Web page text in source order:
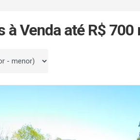
à Venda até R$ 700